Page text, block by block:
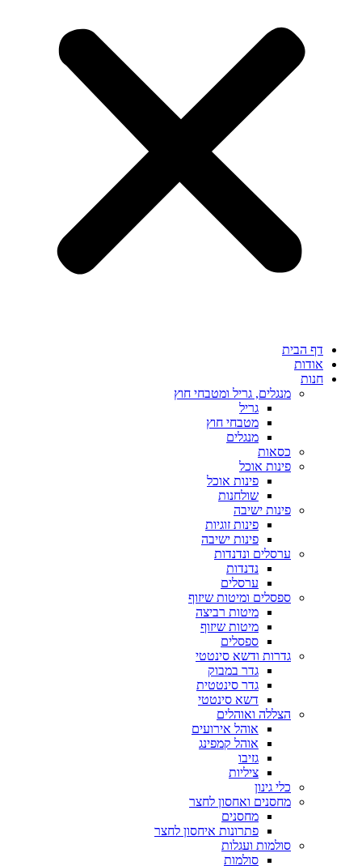
דף הבית
אודות
חנות
מנגלים, גריל ומטבחי חוץ
גריל
מטבחי חוץ
מנגלים
כסאות
פינות אוכל
פינות אוכל
שולחנות
פינות ישיבה
פינות זוגיות
פינות ישיבה
ערסלים ונדנדות
נדנדות
ערסלים
ספסלים ומיטות שיזוף
מיטות רביצה
מיטות שיזוף
ספסלים
גדרות ודשא סינטטי
גדר במבוק
גדר סינטטית
דשא סינטטי
הצללה ואוהלים
אוהל אירועים
אוהל קמפינג
גזיבו
ציליות
כלי גינון
מחסנים ואחסון לחצר
מחסנים
פתרונות איחסון לחצר
סולמות ועגלות
סולמות